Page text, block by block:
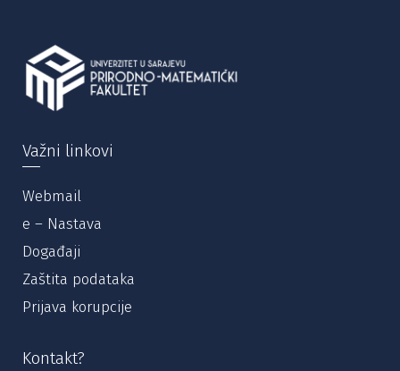
Važni linkovi
Webmail
e – Nastava
Događaji
Zaštita podataka
Prijava korupcije
Kontakt?